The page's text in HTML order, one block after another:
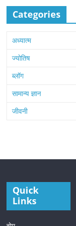
Categories
अध्यात्म
ज्योतिष
ब्लॉग
सामान्य ज्ञान
जीवनी
Quick
Links